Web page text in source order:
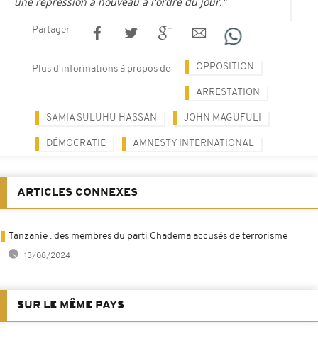
Partager
Plus d'informations à propos de OPPOSITION
ARRESTATION
SAMIA SULUHU HASSAN JOHN MAGUFULI
DÉMOCRATIE AMNESTY INTERNATIONAL
ARTICLES CONNEXES
Tanzanie : des membres du parti Chadema accusés de terrorisme
13/08/2024
SUR LE MÊME PAYS